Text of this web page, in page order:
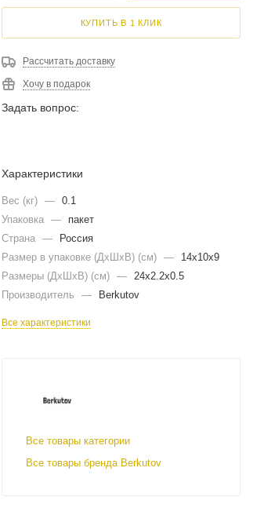
КУПИТЬ В 1 КЛИК
Рассчитать доставку
Хочу в подарок
Задать вопрос:
Характеристики
Вес (кг) — 0.1
Упаковка —
пакет
Страна —
Россия
Размер в упаковке (ДхШxВ) (см) —
14х10х9
Размеры (ДxШxВ) (см) — 24х2.2х0.5
Производитель
— Berkutov
Все характеристики
Все товары категории
Все товары бренда Berkutov